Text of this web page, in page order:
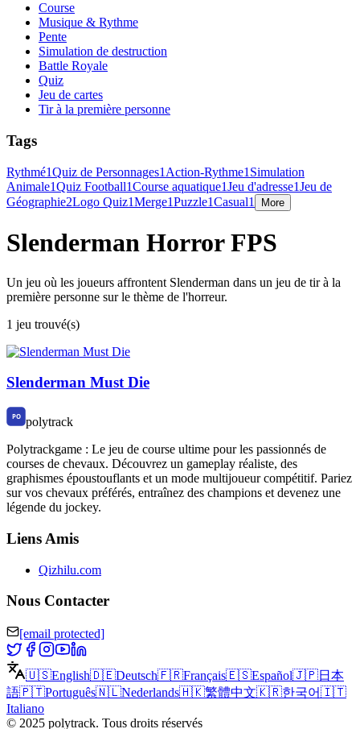
Course
Musique & Rythme
Pente
Simulation de destruction
Battle Royale
Quiz
Jeu de cartes
Tir à la première personne
Tags
Rythmé1Quiz de Personnages1 Action-Rythme1 Simulation
Animale1Quiz Football1Course aquatique1Jeu d'adresse1Jeu de
Géographie2Logo Quiz1Merge1Puzzle1Casual1 More
Slenderman Horror FPS
Un jeu où les joueurs affrontent Slenderman dans un jeu de tir à la
première personne sur le thème de l'horreur.
1 jeu trouvé(s)
Slenderman Must Die
polytrack
Polytrackgame : Le jeu de course ultime pour les passionnés de
courses de chevaux. Découvrez un gameplay réaliste, des
graphismes époustouflants et un mode multijoueur compétitif. Pariez
sur vos chevaux préférés, entraînez des champions et devenez une
légende du jockey.
Liens Amis
Qizhilu.com
Nous Contacter
[email protected]
🇺🇸English🇩🇪Deutsch🇫🇷Français🇪🇸Español🇯🇵日本
語🇵🇹Português🇳🇱Nederlands🇭🇰繁體中文🇰🇷한국어🇮🇹
Italiano
© 2025 polytrack. Tous droits réservés